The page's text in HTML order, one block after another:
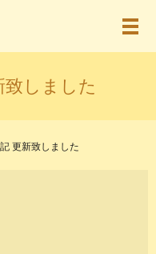
しました
更新致しました